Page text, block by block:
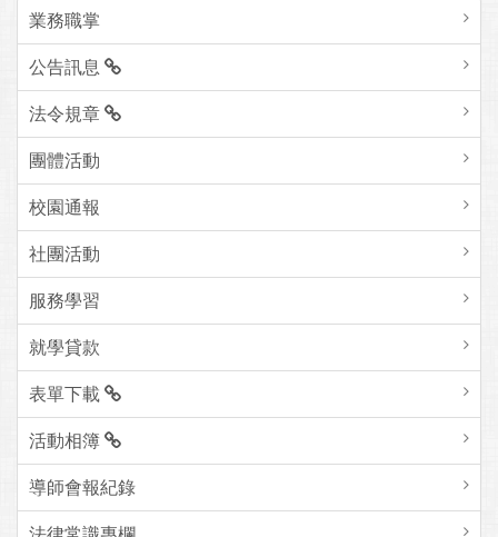
業務職掌
公告訊息
法令規章
團體活動
校園通報
社團活動
服務學習
就學貸款
表單下載
活動相簿
導師會報紀錄